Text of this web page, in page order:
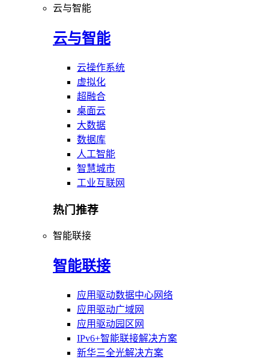
云与智能
云与智能
云操作系统
虚拟化
超融合
桌面云
大数据
数据库
人工智能
智慧城市
工业互联网
热门推荐
智能联接
智能联接
应用驱动数据中心网络
应用驱动广域网
应用驱动园区网
IPv6+智能联接解决方案
新华三全光解决方案